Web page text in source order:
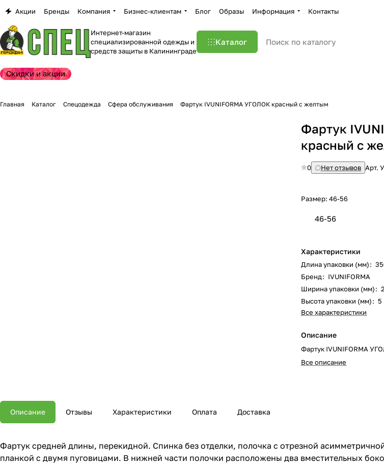
Акции Бренды Компания Бизнес-клиентам Блог Образы Информация Контакты
Интернет-магазин
специализированной одежды и
средств защиты в Калининграде
Каталог
Скидки и акции
Главная Каталог Спецодежда Сфера обслуживания Фартук IVUNIFORMA УГОЛОК красный с желтым
Фартук
красный с
0 Нет отзывов Арт.
Размер:46-56
46-56
Характеристики
Длина упаковки (мм):
Бренд: IVUNIFORMA
Ширина упаковки (мм):
Высота упаковки (мм): 5
Все характеристики
Описание
Фартук IVUNIFORMA
Все описание
Описание Отзывы Характеристики Оплата Доставка
Фартук средней длины, перекидной. Спинка без отделки, полочка с отрезной
планкой с двумя пуговицами. В нижней части полочки расположены два вместительных